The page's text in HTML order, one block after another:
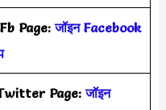
Fb Page:जॉइन Facebook
Page:जॉइन